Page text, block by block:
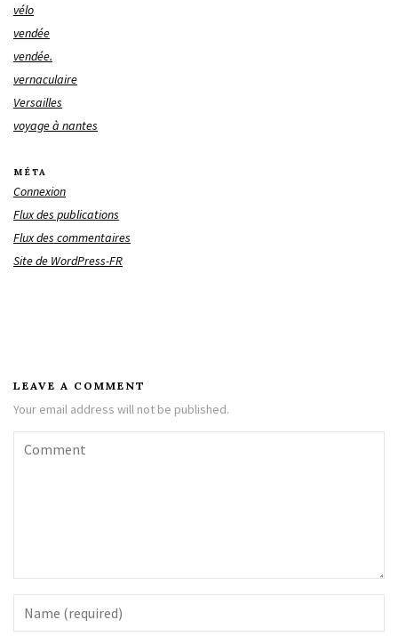
vélo
vendée
vendée.
vernaculaire
Versailles
voyage à nantes
MÉTA
Connexion
Flux des publications
Flux des commentaires
Site de WordPress-FR
LEAVE A COMMENT
Your email address will not be published.